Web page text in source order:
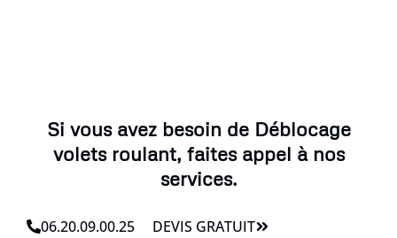
Si vous avez besoin de Déblocage
volets roulant, faites appel à nos
services.
06.20.09.00.25 DEVIS GRATUIT